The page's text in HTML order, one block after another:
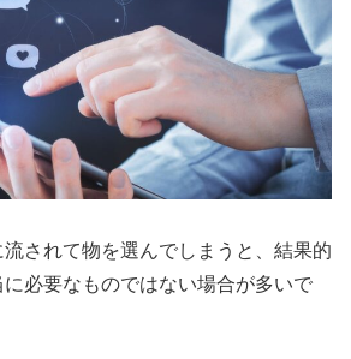
されて物を選んでしまうと、結果的
必要なものではない場合が多いで